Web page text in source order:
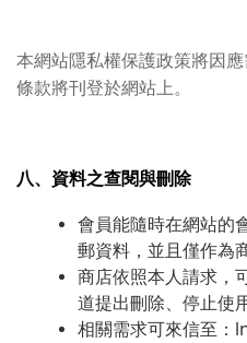
本網站隱私權保護政策將因
條款將刊登於網站上。
八、資料之查閱與刪除
會員能隨時在網站的
郵資料，並且僅作為
商店依照本人請求，
道提出刪除、停止使
相關需求可來信至